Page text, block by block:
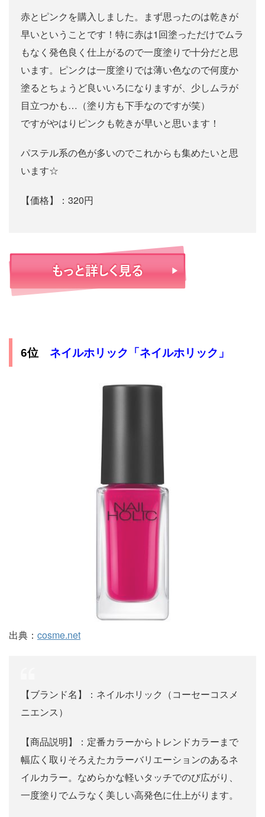
赤とピンクを購入しました。まず思ったのは乾きが
早いということです！特に赤は1回塗っただけでムラ
もなく発色良く仕上がるので一度塗りで十分だと思
います。ピンクは一度塗りでは薄い色なので何度か
塗るとちょうど良いいろになりますが、少しムラが
目立つかも…（塗り方も下手なのですが笑）
ですがやはりピンクも乾きが早いと思います！
パステル系の色が多いのでこれからも集めたいと思
います☆
【価格】：320円
6位 ネイルホリック「ネイルホリック」
出典： cosme.net
【ブランド名】：ネイルホリック（コーセーコスメ
ニエンス）
【商品説明】：定番カラーからトレンドカラーまで
幅広く取りそろえたカラーバリエーションのあるネ
イルカラー。なめらかな軽いタッチでのび広がり、
一度塗りでムラなく美しい高発色に仕上がります。